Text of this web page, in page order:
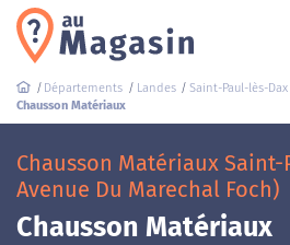
Départements Landes Saint-Paul-lès-Dax
Chausson Matériaux
Chausson Matériaux Saint-
Avenue Du Marechal Foch)
Chausson Matériaux